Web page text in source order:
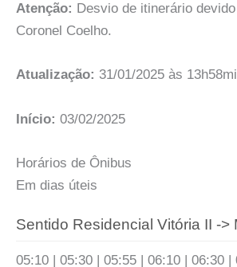
Atenção: Desvio de itinerário
Coronel Coelho.
Atualização: 31/01/2025 às
Início: 03/02/2025
Horários de Ônibus
Em dias úteis
Sentido Residencial Vitória II ->
05:10 | 05:30 | 05:55 | 06:10 | 06:30 |